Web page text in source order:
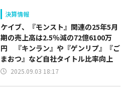
決算情報
ケイブ、『モンスト』関連の25年5月
期の売上高は2.5％減の72億6100万
円 『キンラン』や『ゲンリプ』『ご
まおつ』など自社タイトル比率向上
2025.09.03 18:17